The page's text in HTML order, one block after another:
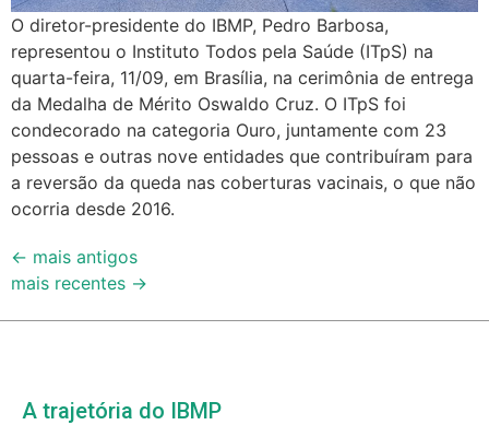
O diretor-presidente do IBMP, Pedro Barbosa,
representou o Instituto Todos pela Saúde (ITpS) na
quarta-feira, 11/09, em Brasília, na cerimônia de entrega
da Medalha de Mérito Oswaldo Cruz. O ITpS foi
condecorado na categoria Ouro, juntamente com 23
pessoas e outras nove entidades que contribuíram para
a reversão da queda nas coberturas vacinais, o que não
ocorria desde 2016.
← mais antigos
mais recentes →
A trajetória do IBMP